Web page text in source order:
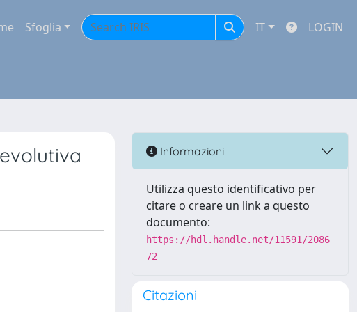
Sfoglia IT LOGIN
Informazioni
Utilizza questo identificativo per
citare o creare un link a questo
documento:
https://hdl.handle.net/11591/2086
72
Citazioni